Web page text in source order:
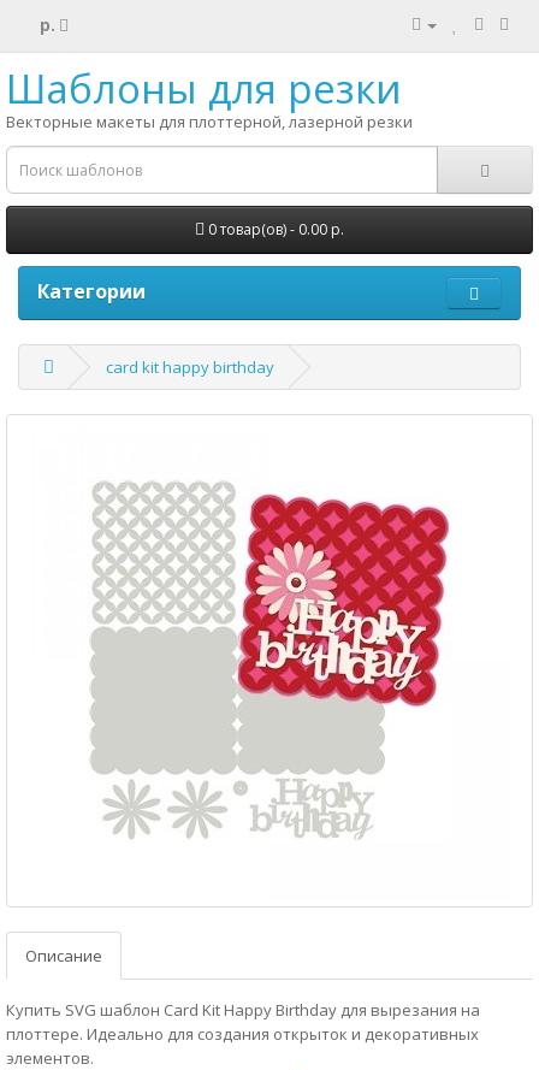
р.
Шаблоны для резки
Векторные макеты для плоттерной, лазерной резки
0 товар(ов) - 0.00 р.
Категории
card kit happy birthday
Описание
Купить SVG шаблон Card Kit Happy Birthday для вырезания на
плоттере. Идеально для создания открыток и декоративных
элементов.